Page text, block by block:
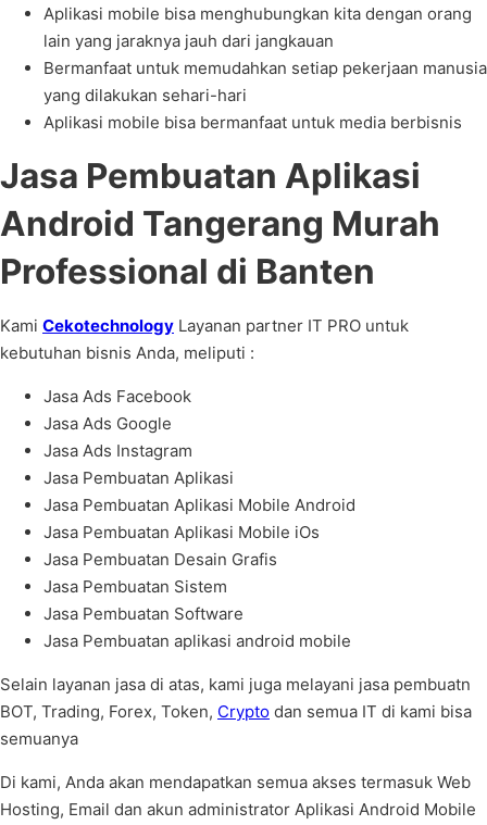
Aplikasi mobile bisa menghubungkan kita dengan orang
lain yang jaraknya jauh dari jangkauan
Bermanfaat untuk memudahkan setiap pekerjaan manusia
yang dilakukan sehari-hari
Aplikasi mobile bisa bermanfaat untuk media berbisnis
Jasa Pembuatan Aplikasi
Android Tangerang Murah
Professional di Banten
Kami Cekotechnology Layanan partner IT PRO untuk
kebutuhan bisnis Anda, meliputi :
Jasa Ads Facebook
Jasa Ads Google
Jasa Ads Instagram
Jasa Pembuatan Aplikasi
Jasa Pembuatan Aplikasi Mobile Android
Jasa Pembuatan Aplikasi Mobile iOs
Jasa Pembuatan Desain Grafis
Jasa Pembuatan Sistem
Jasa Pembuatan Software
Jasa Pembuatan aplikasi android mobile
Selain layanan jasa di atas, kami juga melayani jasa pembuatn
BOT, Trading, Forex, Token, Crypto dan semua IT di kami bisa
semuanya
Di kami, Anda akan mendapatkan semua akses termasuk Web
Hosting, Email dan akun administrator Aplikasi Android Mobile